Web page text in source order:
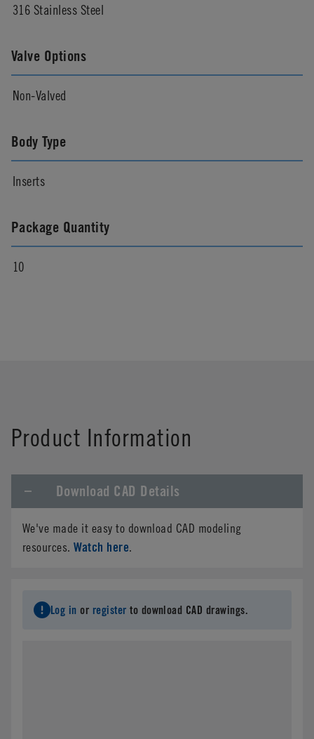
316 Stainless Steel
Valve Options
Non-Valved
Body Type
Inserts
Package Quantity
10
Product Information
Download CAD Details
We've made it easy to download CAD modeling
resources.Watch here.
Log in or register to download CAD drawings.